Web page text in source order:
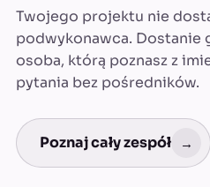
Twojego projektu nie
podwykonawca. Dostanie
osoba, którą poznasz z
pytania bez pośredników.
Poznaj cały zespół →